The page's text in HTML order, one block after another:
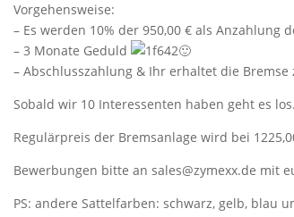
Vorgehensweise:
– Es werden 10% der 950,00 € als Anzahlung
– 3 Monate Geduld
🙂
– Abschlusszahlung & Ihr erhaltet die Bremse
Sobald wir 10 Interessenten haben geht es
Regulärpreis der Bremsanlage wird bei
Bewerbungen bitte an sales@zymexx.de mit
PS: andere Sattelfarben: schwarz, gelb, blau